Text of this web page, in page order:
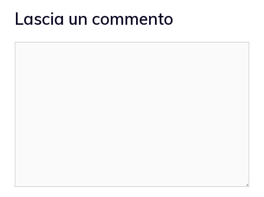
Lascia un commento